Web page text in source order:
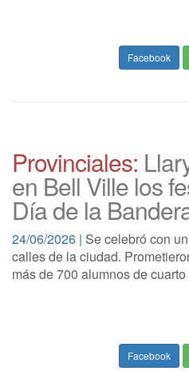
Facebook
Provinciales:
en Bell Ville los
Día de la
24/06/2026 | Se celebró con
calles de la ciudad.
más de 700 alumnos de cuarto
Facebook